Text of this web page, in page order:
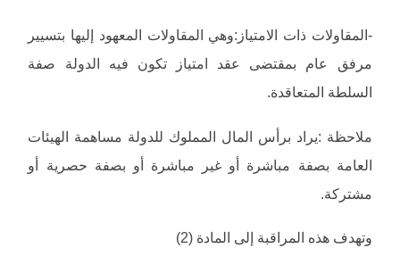
-المقاولات ذات الامتياز:وهي المقاولات المعهود إليها بتسيير
مرفق عام بمقتضى عقد امتياز تكون فيه الدولة صفة
السلطة المتعاقدة.
ملاحظة :يراد برأس المال المملوك للدولة مساهمة الهيئات
العامة بصفة مباشرة أو غير مباشرة أو بصفة حصرية أو
مشتركة.
وتهدف هذه المراقبة إلى المادة (2)